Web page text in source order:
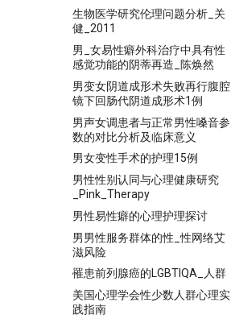
生物医学研究伦理问题分析_关
健_2011
男_女易性癖外科治疗中具有性
感觉功能的阴蒂再造_陈焕然
男变女阴道成形术失败再行腹腔
镜下回肠代阴道成形术1例
男声女调患者与正常男性嗓音参
数的对比分析及临床意义
男女变性手术的护理15例
男性性别认同与心理健康研究
_Pink_Therapy
男性易性癖的心理护理探讨
男男性服务群体的性_性网络艾
滋风险
罹患前列腺癌的LGBTIQA_人群
美国心理学会性少数人群心理实
践指南